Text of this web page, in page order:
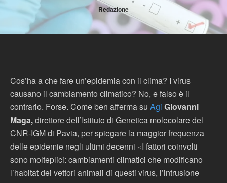
Redazione
Cos’ha a che fare un’epidemia con il clima? I virus
causano il cambiamento climatico? No, e falso è il
contrario. Forse. Come ben afferma su Agi Giovanni
Maga,direttore dell’Istituto di Genetica molecolare del
CNR-IGM di Pavia, per spiegare la maggior frequenza
delle epidemie negli ultimi decenni «I fattori coinvolti
sono molteplici: cambiamenti climatici che modificano
l’habitat dei vettori animali di questi virus, l’intrusione